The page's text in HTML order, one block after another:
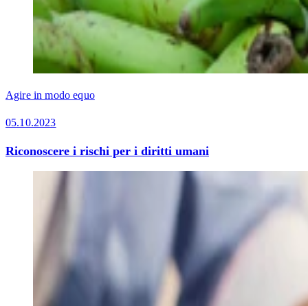
Agire in modo equo
05.10.2023
Riconoscere i rischi per i diritti umani